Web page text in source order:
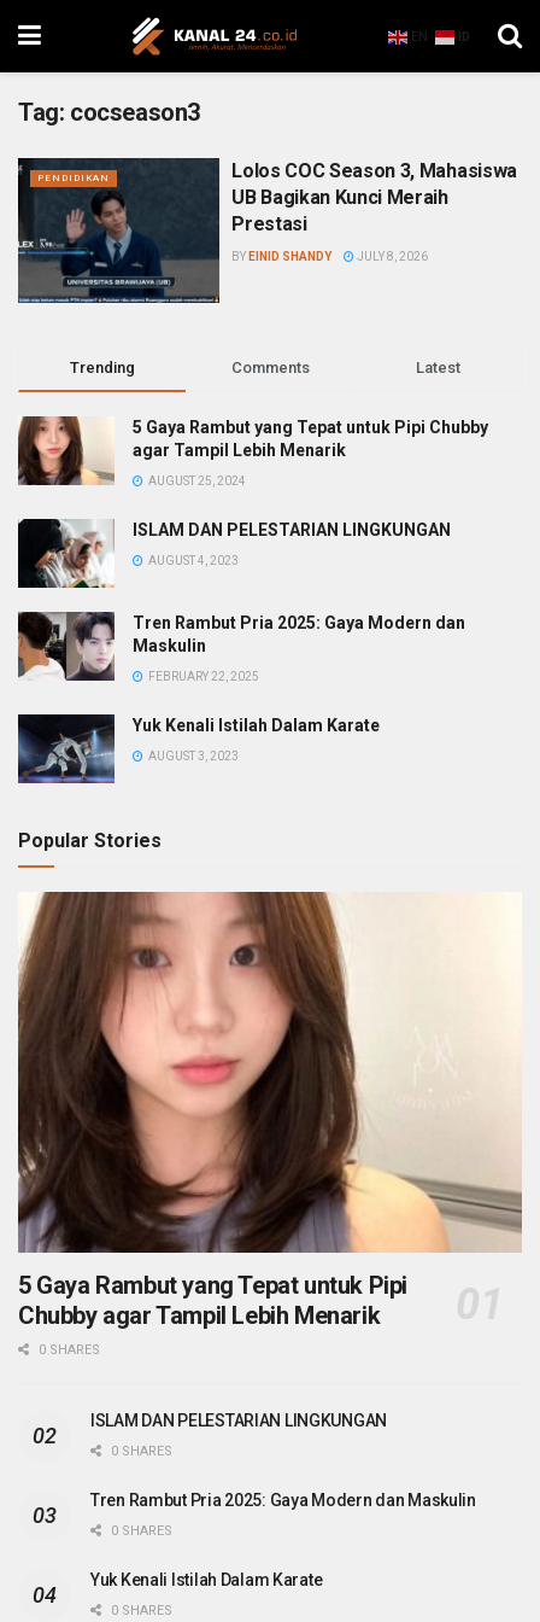
EN ID
Tag: cocseason3
PENDIDIKAN
Lolos COC Season 3, Mahasiswa
UB Bagikan Kunci Meraih
Prestasi
BY EINID SHANDY JULY 8, 2026
Trending Comments Latest
5 Gaya Rambut yang Tepat untuk Pipi Chubby
agar Tampil Lebih Menarik
AUGUST 25, 2024
ISLAM DAN PELESTARIAN LINGKUNGAN
AUGUST 4, 2023
Tren Rambut Pria 2025: Gaya Modern dan
Maskulin
FEBRUARY 22, 2025
Yuk Kenali Istilah Dalam Karate
AUGUST 3, 2023
Popular Stories
5 Gaya Rambut yang Tepat untuk Pipi
Chubby agar Tampil Lebih Menarik
0 SHARES
ISLAM DAN PELESTARIAN LINGKUNGAN
0 SHARES
Tren Rambut Pria 2025: Gaya Modern dan Maskulin
0 SHARES
Yuk Kenali Istilah Dalam Karate
0 SHARES